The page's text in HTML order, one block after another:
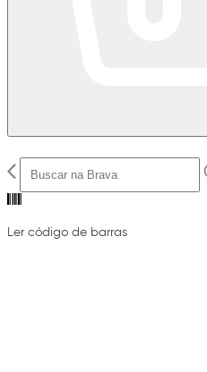
Ler código de barras